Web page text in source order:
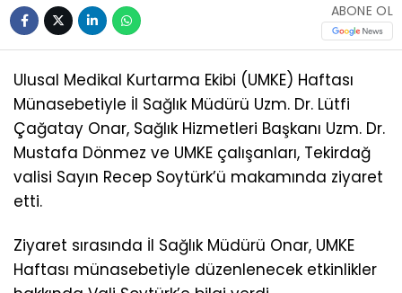
ABONE OL
Ulusal Medikal Kurtarma Ekibi (UMKE) Haftası
Münasebetiyle İl Sağlık Müdürü Uzm. Dr. Lütfi
Çağatay Onar, Sağlık Hizmetleri Başkanı Uzm. Dr.
Mustafa Dönmez ve UMKE çalışanları, Tekirdağ
valisi Sayın Recep Soytürk’ü makamında ziyaret
etti.
Ziyaret sırasında İl Sağlık Müdürü Onar, UMKE
Haftası münasebetiyle düzenlenecek etkinlikler